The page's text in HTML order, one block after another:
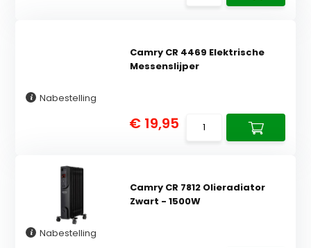
Camry CR 4469 Elektrische
Messenslijper
Nabestelling
€ 19,95
Camry CR 7812 Olieradiator
Zwart - 1500W
Nabestelling